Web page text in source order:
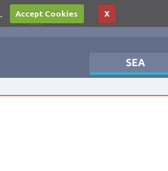
Accept Cookies X
SEA
Log in